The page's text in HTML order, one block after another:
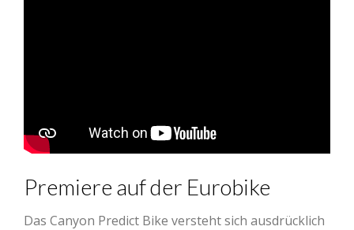
Premiere auf der Eurobike
Das Canyon Predict Bike versteht sich ausdrücklich